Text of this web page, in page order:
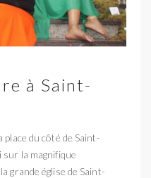
à Saint-
du côté de Saint-
sur la magnifique
grande église de Saint-